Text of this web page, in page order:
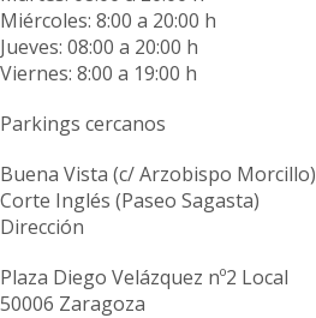
Miércoles: 8:00 a 20:00 h
Jueves: 08:00 a 20:00 h
Viernes: 8:00 a 19:00 h
Parkings cercanos
Buena Vista (c/ Arzobispo Morcillo)
Corte Inglés (Paseo Sagasta)
Dirección
Plaza Diego Velázquez nº2 Local
50006 Zaragoza